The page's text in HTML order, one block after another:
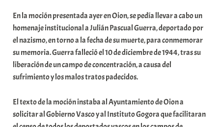
En la moción presentada ayer en Oion, se pedía llevar a cabo un
homenaje institucional a Julián Pascual Guerra, deportado por
el nazismo, en torno a la fecha de su muerte, para conmemorar
su memoria. Guerra falleció el 10 de diciembre de 1944, tras su
liberación de un campo de concentración, a causa del
sufrimiento y los malos tratos padecidos.
El texto de la moción instaba al Ayuntamiento de Oion a
solicitar al Gobierno Vasco y al Instituto Gogora que facilitaran